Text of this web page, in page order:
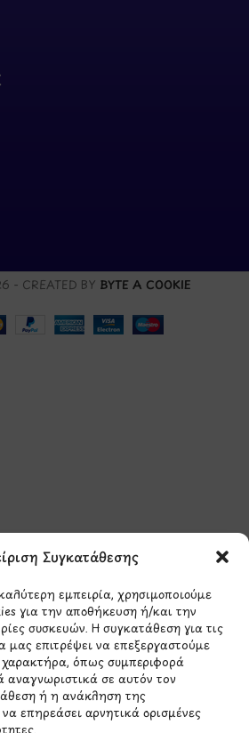
Συγκατάθεσης
εμπειρία, χρησιμοποιούμε
για την αποθήκευση ή/και την
συσκευών. Η συγκατάθεση για τις
μας επιτρέψει να επεξεργαστούμε
όπως συμπεριφορά
αναγνωριστικά σε αυτόν τον
ή η ανάκληση της
επηρεάσει αρνητικά ορισμένες
- CREATED BY BYTE A COOKIE
και συμφωνώ με την
Απορρήτου